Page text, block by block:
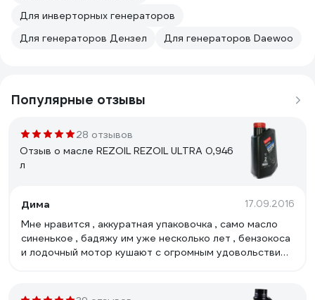
Для инверторных генераторов
Для генераторов Дензел
Для генераторов Daewoo
Популярные отзывы
28 отзывов
Отзыв о масле REZOIL REZOIL ULTRA 0,946
л
Дима 17.09.2016
Мне нравится , аккуратная упаковочка , само масло
синенькое , бадяжу им уже несколько лет , бензокоса
и лодочный мотор кушают с огромным удовольствием